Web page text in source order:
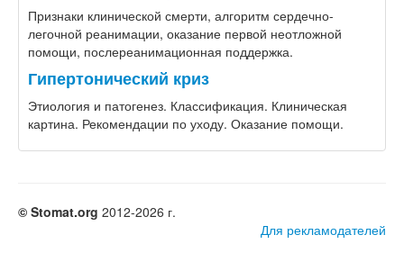
Признаки клинической смерти, алгоритм сердечно-
легочной реанимации, оказание первой неотложной
помощи, послереанимационная поддержка.
Гипертонический криз
Этиология и патогенез. Классификация. Клиническая
картина. Рекомендации по уходу. Оказание помощи.
© Stomat.org 2012-2026 г.
Для рекламодателей